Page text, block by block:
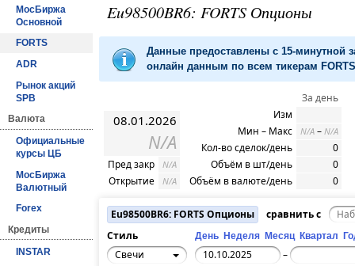
МосБиржа
Основной
FORTS
ADR
Рынок акций
SPB
Валюта
Официальные
курсы ЦБ
МосБиржа
Валютный
Forex
Кредиты
INSTAR
Eu98500BR6: FORTS Опционы
Данные предоставлены с 15-минутной
онлайн данным по всем тикерам
08.01.2026
N/A
Пред закр N/A
Открытие N/A
За день
Изм
Мин – Макс
N/A – N/A
Кол-во сделок/день
0
Объём в шт/день
0
Объём в валюте/день
0
Eu98500BR6: FORTS Опционы
сравнить с
Стиль
День Неделя Месяц Квартал
Свечи –